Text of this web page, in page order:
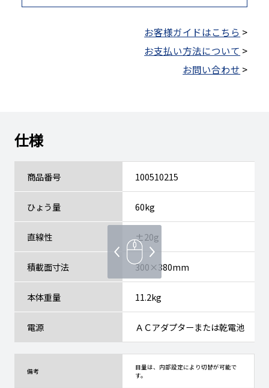
お客様ガイドはこちら >
お支払い方法について >
お問い合わせ >
仕様
商品番号 100510215
ひょう量 60kg
直線性 ±20g
積載面寸法 300×380mm
本体重量 11.2kg
電源 ＡＣアダプターまたは乾電池
備考
目量は、内部設定により切替が可能で
す。